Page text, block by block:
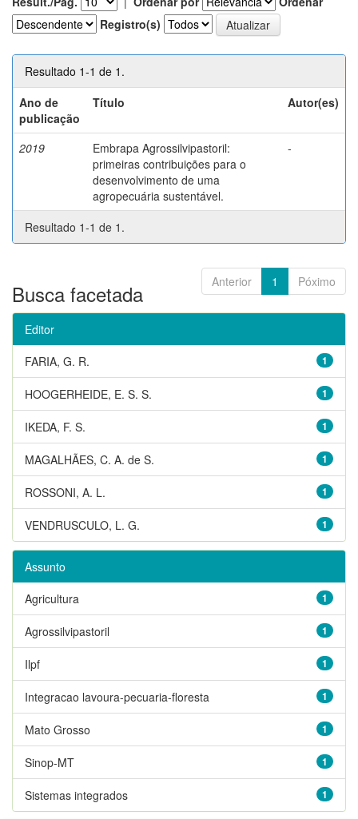
Registro(s)
Resultado 1-1 de 1.
Ano de
publicação
Título Autor(es)
2019
Embrapa Agrossilvipastoril:
primeiras contribuições para o
desenvolvimento de uma
agropecuária sustentável.
-
Resultado 1-1 de 1.
Anterior 1 Póximo
Busca facetada
Editor
1
FARIA, G. R.
1
HOOGERHEIDE, E. S. S.
1
IKEDA, F. S.
1
MAGALHÃES, C. A. de S.
1
ROSSONI, A. L.
1
VENDRUSCULO, L. G.
Assunto
1
Agricultura
1
Agrossilvipastoril
1
Ilpf
1
Integracao lavoura-pecuaria-floresta
1
Mato Grosso
1
Sinop-MT
1
Sistemas integrados